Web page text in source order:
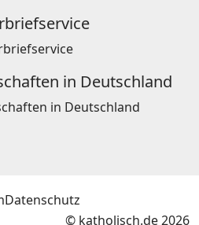
in Deutschland
Datenschutz
© katholisch.de 2026